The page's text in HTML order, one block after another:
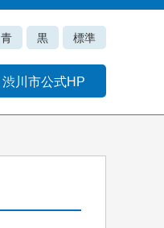
青 黒 標準
渋川市公式HP